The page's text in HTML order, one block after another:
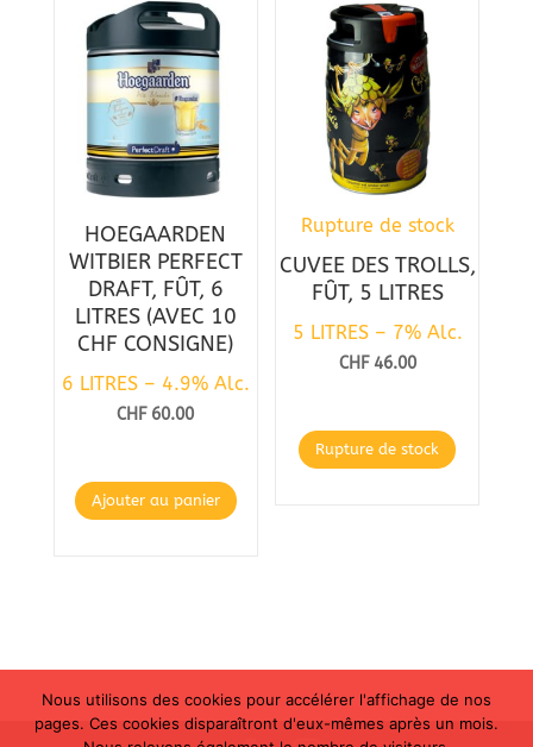
HOEGAARDEN
WITBIER PERFECT
DRAFT, FÛT, 6
LITRES (AVEC 10
CHF CONSIGNE)
6 LITRES – 4.9% Alc.
CHF60.00
Ajouter au panier
Rupture de stock
CUVEE DES TROLLS,
FÛT, 5 LITRES
5 LITRES – 7% Alc.
CHF46.00
Rupture de stock
Nous utilisons des cookies pour accélérer l'affichage de nos
pages. Ces cookies disparaîtront d'eux-mêmes après un mois.